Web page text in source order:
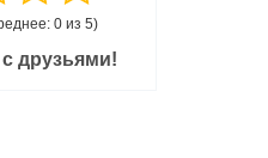
0 из 5)
друзьями!